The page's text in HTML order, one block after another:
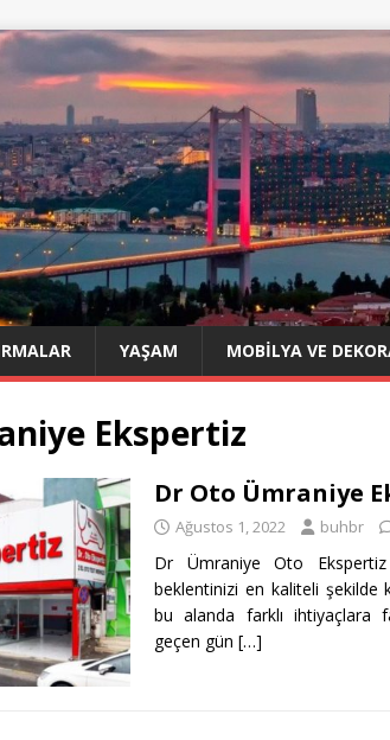
YAŞAM MOBILYA VE
Ekspertiz
Dr Oto Ümraniye
Ağustos 1, 2022 buhbr
Dr Ümraniye Oto
beklentinizi en kaliteli şekilde
bu alanda farklı ihtiyaçlara
geçen gün […]